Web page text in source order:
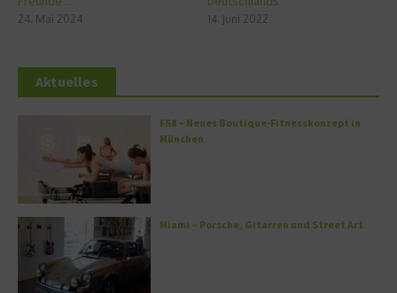
24. Mai 2024 14. Juni 2022
Aktuelles
FS8 – Neues Boutique-Fitnesskonzept in
München
Miami – Porsche, Gitarren und Street Art